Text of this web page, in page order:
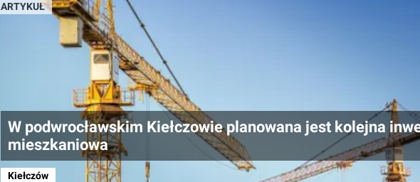
W podwrocławskim Kiełczowie planowana jest kolejna
mieszkaniowa
Kiełczów
ARTYKUŁ